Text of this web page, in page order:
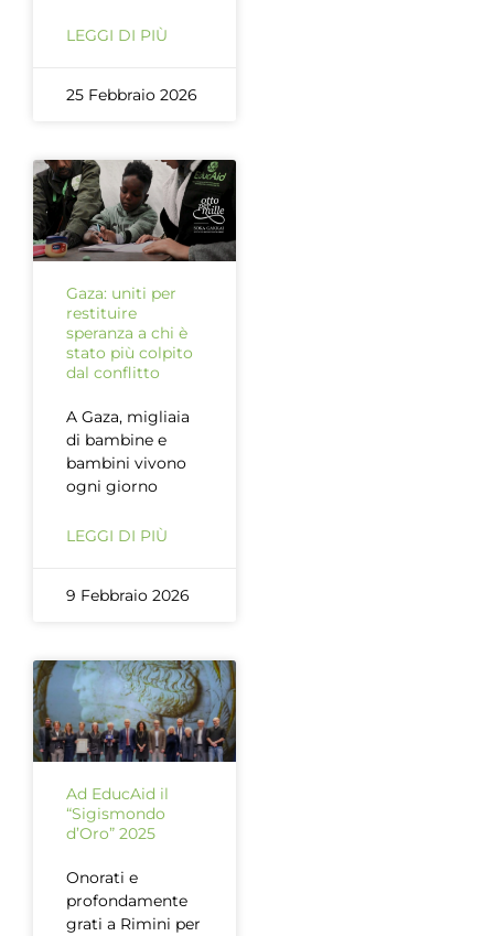
LEGGI DI PIÙ
25 Febbraio 2026
Gaza: uniti per
restituire
speranza a chi è
stato più colpito
dal conflitto
A Gaza, migliaia
di bambine e
bambini vivono
ogni giorno
LEGGI DI PIÙ
9 Febbraio 2026
Ad EducAid il
“Sigismondo
d’Oro” 2025
Onorati e
profondamente
grati a Rimini per